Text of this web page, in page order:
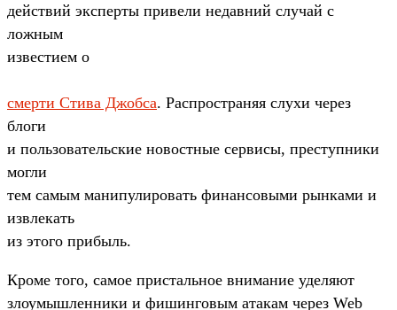
действий эксперты привели недавний случай с
ложным
известием о
смерти Стива Джобса. Распространяя слухи через
блоги
и пользовательские новостные сервисы, преступники
могли
тем самым манипулировать финансовыми рынками и
извлекать
из этого прибыль.
Кроме того, самое пристальное внимание уделяют
злоумышленники и фишинговым атакам через Web